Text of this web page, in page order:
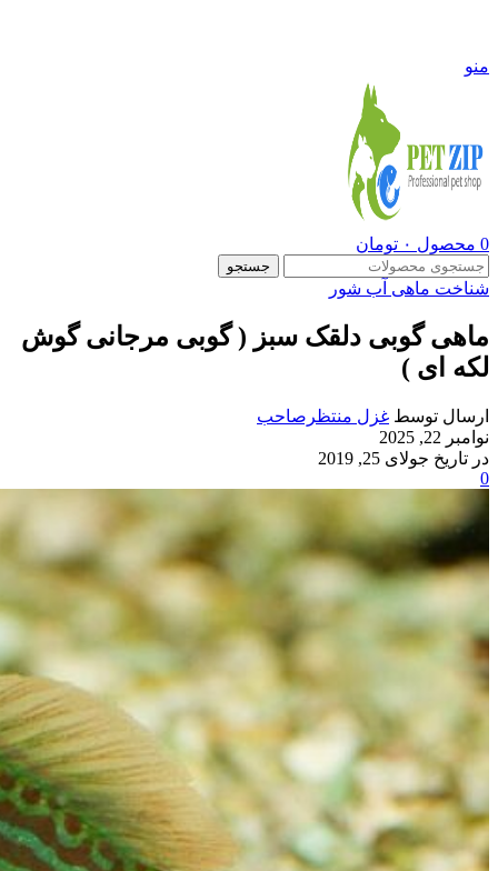
منو
0 محصول ۰ تومان
جستجو
شناخت ماهی آب شور
ماهی گوبی دلقک سبز ( گوبی مرجانی گوش
لکه ای )
ارسال توسط غزل منتظرصاحب
نوامبر 22, 2025
در تاریخ جولای 25, 2019
0